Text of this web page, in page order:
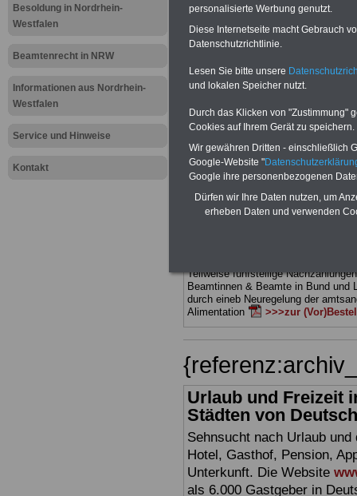
Besoldung in Nordrhein-
Westfalen
Beamtenrecht in NRW
Informationen aus Nordrhein-
Westfalen
Service und Hinweise
Kontakt
Nordrhein-
bei
BEHÖRDEN-ABOmit drei
25,00 Euro: Wissenswertes für
und Beamte,
Bund und Ländern) sowie
und Ländern. Alle drei Ratgeber sind
übersichtlich gegliedert und
kom-plizierte Sachverhalte
geregelt (auch geeignet für
Beamte sowie Tarifkräfte des
Teilweise fünfstellige
Beamtinnen & Beamte in Bund und
durch eineb Neuregelung der
Alimentation
>>>zur
Urlaub und Freizeit
Städten von
Sehnsucht nach Urlaub
Hotel, Gasthof, Pension,
Unterkunft. Die Website
als 6.000 Gastgeber in
personalisierte Werbung genutzt.
Diese Internetseite macht Gebrauch
Datenschutzrichtlinie.
Lesen Sie bitte unsere
und lokalen Speicher nutzt.
Durch das Klicken von "Zustimmung"
Cookies auf Ihrem Gerät zu speichern.
Wir gewähren Dritten - einschließlich
Google-Website "
Google ihre personenbezogenen
Dürfen wir Ihre Daten nutzen, um
erheben Daten und verwenden